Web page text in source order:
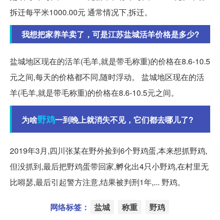
拆迁每平米1000.00元 通常情况下,拆迁。
我想把家养羊卖了，可是江苏盐城活羊价格是多少?
盐城地区现在的活羊(毛羊,就是带毛称重)的价格在8.6-10.5
元之间,每天的价格都不同,随时浮动。 盐城地区现在的活
羊(毛羊,就是带毛称重)的价格在8.6-10.5元之间。
为啥野鸡一到晚上就消失不见，它们都去哪儿了?
2019年3月,四川张某在野外捡到6个野鸡蛋,本来想抓野鸡,
但没抓到,最后把野鸡蛋带回家,孵化出4只小野鸡,在村里无
比嘚瑟,最后引起警方注意,结果被判刑1年,... 野鸡。
网络标签： 盐城 称重 野鸡